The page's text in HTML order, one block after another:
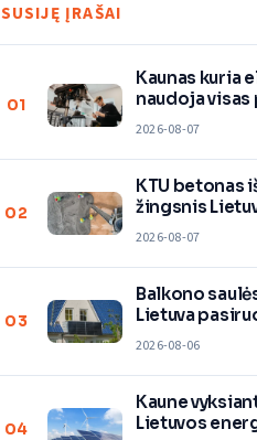
SUSIJĘ ĮRAŠAI
01
Kaunas kuria
naudoja visas
2026-08-07
02
KTU betonas
žingsnis
2026-08-07
03
Balkono
Lietuva
2026-08-06
04
Kaune
Lietuvos